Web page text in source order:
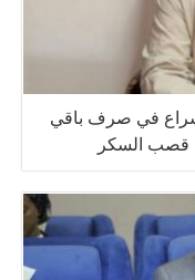
في صرف باقي
قصب السكر